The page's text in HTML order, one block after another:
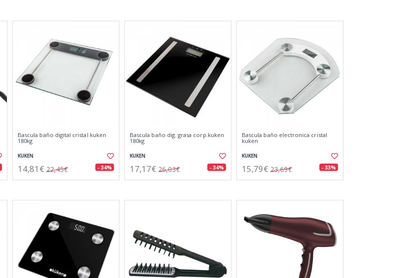
Bascula baño digital cristal kuken
180kg
KUKEN
14,81€ 22,45€ - 34%
Bascula baño dig. grasa corp.kuken
180kg
KUKEN
17,17€ 26,03€ - 34%
Bascula baño electronica cristal
kuken
KUKEN
15,79€ 23,69€ - 33%